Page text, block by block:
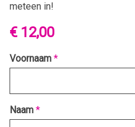
meteen in!
€ 12,00
Voornaam *
Naam *